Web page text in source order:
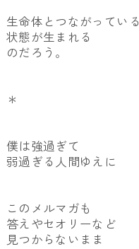
生命体とつながっている
状態が生まれる
のだろう。
＊
僕は強過ぎて
弱過ぎる人間ゆえに
このメルマガも
答えやセオリーなど
見つからないまま